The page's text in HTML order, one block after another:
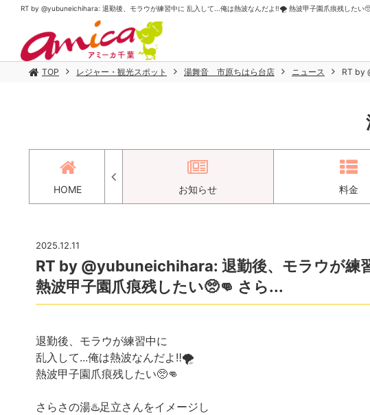
RT by @yubuneichihara: 退勤後、モラウが練習中に 乱入して...俺は熱波なんだよ‼️🌪️ 熱波甲子園爪痕残した
TOP レジャー・観光スポット 湯舞音 市原ちはら台店 ニュース RT by
HOME
アクセス お知らせ 料金
2025.12.11
RT by @yubuneichihara: 退勤後、モラウが
熱波甲子園爪痕残したい🥺👊 さら...
退勤後、モラウが練習中に
乱入して...俺は熱波なんだよ‼️🌪️
熱波甲子園爪痕残したい🥺👊
さらさの湯♨️足立さんをイメージし